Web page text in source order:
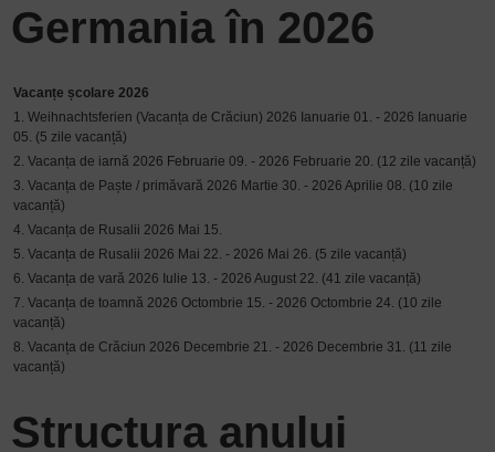
Germania în 2026
Vacanțe școlare 2026
1. Weihnachtsferien (Vacanța de Crăciun) 2026 Ianuarie 01. - 2026 Ianuarie
05. (5 zile vacanță)
2. Vacanța de iarnă 2026 Februarie 09. - 2026 Februarie 20. (12 zile vacanță)
3. Vacanța de Paște / primăvară 2026 Martie 30. - 2026 Aprilie 08. (10 zile
vacanță)
4. Vacanța de Rusalii 2026 Mai 15.
5. Vacanța de Rusalii 2026 Mai 22. - 2026 Mai 26. (5 zile vacanță)
6. Vacanța de vară 2026 Iulie 13. - 2026 August 22. (41 zile vacanță)
7. Vacanța de toamnă 2026 Octombrie 15. - 2026 Octombrie 24. (10 zile
vacanță)
8. Vacanța de Crăciun 2026 Decembrie 21. - 2026 Decembrie 31. (11 zile
vacanță)
Structura anului